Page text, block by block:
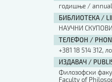
годишње /
БИБЛИОТЕКА /
НАУЧНИ СКУПОВИ
ТЕЛЕФОН /
+381 18 514 312,
ИЗДАВАЧ /
Филозофски
Faculty of